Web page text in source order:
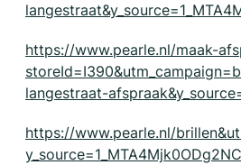
https://www.pearle.nl/maak-
langestraat-
https://www.pearle.nl/